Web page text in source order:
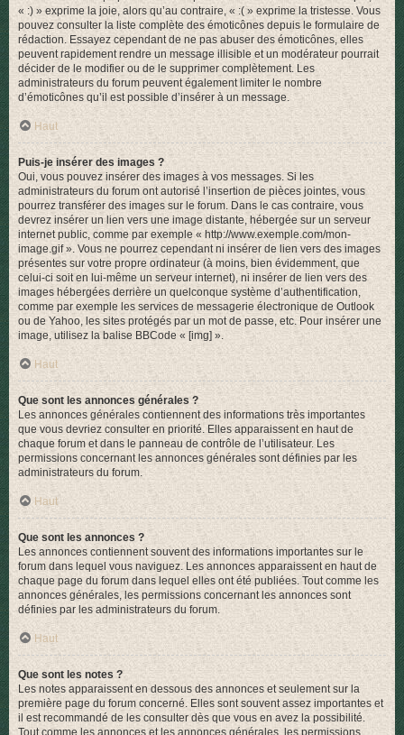
« :) » exprime la joie, alors qu’au contraire, « :( » exprime la tristesse. Vous
pouvez consulter la liste complète des émoticônes depuis le formulaire de
rédaction. Essayez cependant de ne pas abuser des émoticônes, elles
peuvent rapidement rendre un message illisible et un modérateur pourrait
décider de le modifier ou de le supprimer complètement. Les
administrateurs du forum peuvent également limiter le nombre
d’émoticônes qu’il est possible d’insérer à un message.
Haut
Puis-je insérer des images ?
Oui, vous pouvez insérer des images à vos messages. Si les
administrateurs du forum ont autorisé l’insertion de pièces jointes, vous
pourrez transférer des images sur le forum. Dans le cas contraire, vous
devrez insérer un lien vers une image distante, hébergée sur un serveur
internet public, comme par exemple « http://www.exemple.com/mon-
image.gif ». Vous ne pourrez cependant ni insérer de lien vers des images
présentes sur votre propre ordinateur (à moins, bien évidemment, que
celui-ci soit en lui-même un serveur internet), ni insérer de lien vers des
images hébergées derrière un quelconque système d’authentification,
comme par exemple les services de messagerie électronique de Outlook
ou de Yahoo, les sites protégés par un mot de passe, etc. Pour insérer une
image, utilisez la balise BBCode « [img] ».
Haut
Que sont les annonces générales ?
Les annonces générales contiennent des informations très importantes
que vous devriez consulter en priorité. Elles apparaissent en haut de
chaque forum et dans le panneau de contrôle de l’utilisateur. Les
permissions concernant les annonces générales sont définies par les
administrateurs du forum.
Haut
Que sont les annonces ?
Les annonces contiennent souvent des informations importantes sur le
forum dans lequel vous naviguez. Les annonces apparaissent en haut de
chaque page du forum dans lequel elles ont été publiées. Tout comme les
annonces générales, les permissions concernant les annonces sont
définies par les administrateurs du forum.
Haut
Que sont les notes ?
Les notes apparaissent en dessous des annonces et seulement sur la
première page du forum concerné. Elles sont souvent assez importantes et
il est recommandé de les consulter dès que vous en avez la possibilité.
Tout comme les annonces et les annonces générales, les permissions